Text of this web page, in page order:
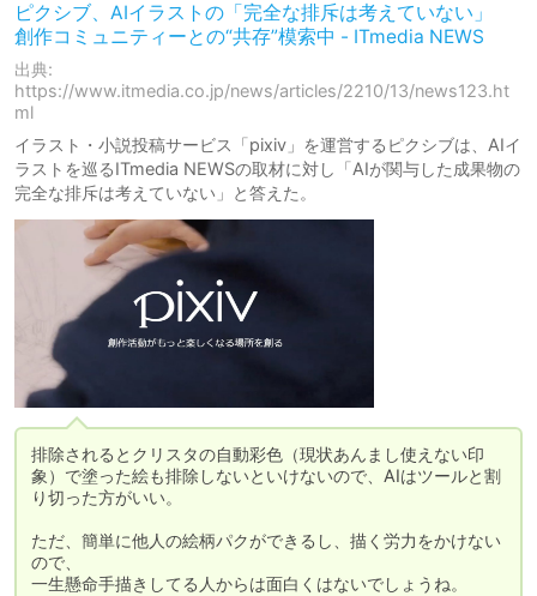
ピクシブ、AIイラストの「完全な排斥は考えていない」
創作コミュニティーとの“共存”模索中 - ITmedia NEWS
出典:
https://www.itmedia.co.jp/news/articles/2210/13/news123.ht
ml
イラスト・小説投稿サービス「pixiv」を運営するピクシブは、AIイ
ラストを巡るITmedia NEWSの取材に対し「AIが関与した成果物の
完全な排斥は考えていない」と答えた。
排除されるとクリスタの自動彩色（現状あんまし使えない印
象）で塗った絵も排除しないといけないので、AIはツールと割
り切った方がいい。
ただ、簡単に他人の絵柄パクができるし、描く労力をかけない
ので、
一生懸命手描きしてる人からは面白くはないでしょうね。